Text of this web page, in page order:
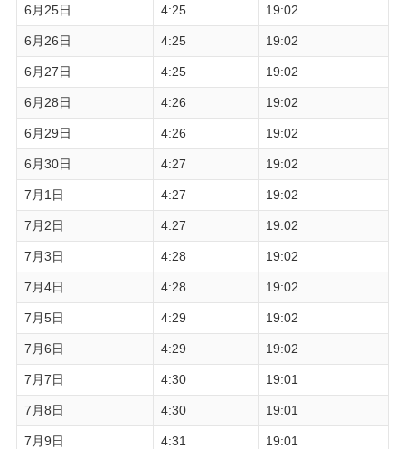
6月25日 4:25 19:02
6月26日 4:25 19:02
6月27日 4:25 19:02
6月28日 4:26 19:02
6月29日 4:26 19:02
6月30日 4:27 19:02
7月1日 4:27 19:02
7月2日 4:27 19:02
7月3日 4:28 19:02
7月4日 4:28 19:02
7月5日 4:29 19:02
7月6日 4:29 19:02
7月7日 4:30 19:01
7月8日 4:30 19:01
7月9日 4:31 19:01